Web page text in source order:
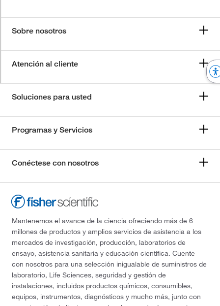
Sobre nosotros
Atención al cliente
Soluciones para usted
Programas y Servicios
Conéctese con nosotros
Mantenemos el avance de la ciencia ofreciendo más de 6
millones de productos y amplios servicios de asistencia a los
mercados de investigación, producción, laboratorios de
ensayo, asistencia sanitaria y educación científica. Cuente
con nosotros para una selección inigualable de suministros de
laboratorio, Life Sciences, seguridad y gestión de
instalaciones, incluidos productos químicos, consumibles,
equipos, instrumentos, diagnósticos y mucho más, junto con